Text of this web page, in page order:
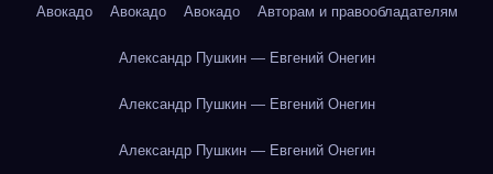
Авокадо Авокадо Авокадо Авторам и правообладателям
Александр Пушкин — Евгений Онегин
Александр Пушкин — Евгений Онегин
Александр Пушкин — Евгений Онегин